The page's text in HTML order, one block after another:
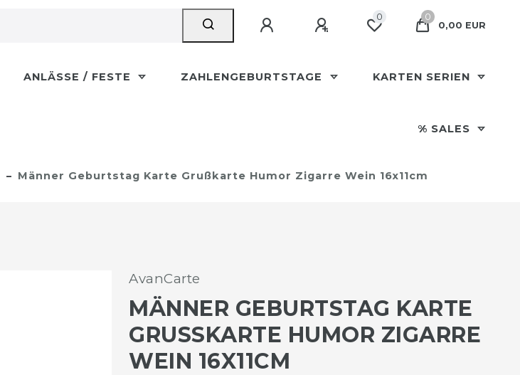
0
0
0,00 EUR
ANLÄSSE / FESTE ZAHLENGEBURTSTAGE KARTEN SERIEN
% SALES
Männer Geburtstag Karte Grußkarte Humor Zigarre Wein 16x11cm
AvanCarte
MÄNNER GEBURTSTAG KARTE
GRUSSKARTE HUMOR ZIGARRE W
EIN 16X11CM